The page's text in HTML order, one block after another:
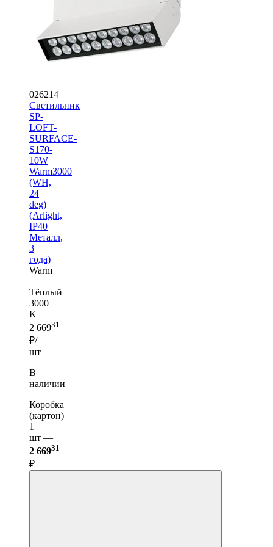
026214
Светильник
SP-
LOFT-
SURFACE-
S170-
10W
Warm3000
(WH,
24
deg)
(Arlight,
IP40
Металл,
3
года)
Warm
|
Тёплый
3000
K
2 66931
₽/
шт
В
наличии
Коробка
(картон)
1
шт —
2 66931
₽